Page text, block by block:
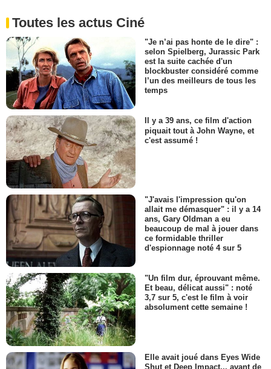
Toutes les actus Ciné
"Je n’ai pas honte de le dire" :
selon Spielberg, Jurassic Park
est la suite cachée d'un
blockbuster considéré comme
l’un des meilleurs de tous les
temps
Il y a 39 ans, ce film d'action
piquait tout à John Wayne, et
c'est assumé !
"J'avais l'impression qu'on
allait me démasquer" : il y a 14
ans, Gary Oldman a eu
beaucoup de mal à jouer dans
ce formidable thriller
d'espionnage noté 4 sur 5
"Un film dur, éprouvant même.
Et beau, délicat aussi" : noté
3,7 sur 5, c'est le film à voir
absolument cette semaine !
Elle avait joué dans Eyes Wide
Shut et Deep Impact... avant de